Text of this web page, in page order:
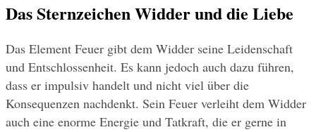
Das Sternzeichen Widder und die Liebe
Das Element Feuer gibt dem Widder seine Leidenschaft
und Entschlossenheit. Es kann jedoch auch dazu führen,
dass er impulsiv handelt und nicht viel über die
Konsequenzen nachdenkt. Sein Feuer verleiht dem Widder
auch eine enorme Energie und Tatkraft, die er gerne in